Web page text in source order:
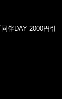
同伴DAY 2000円引